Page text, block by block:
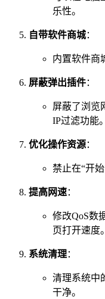
乐性。
自带软件商城：
内置软件商
屏蔽弹出插件：
屏蔽了浏览
IP过滤功能。
优化操作资源：
禁止在“开
提高网速：
修改QoS数
页打开速度。
系统清理：
清理系统中
干净。